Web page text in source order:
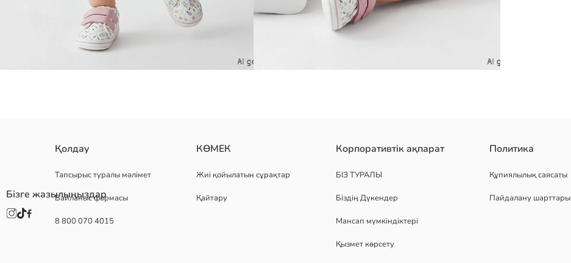
Негізгі Мата Футболка:
Сатушы:
Бренд:
Қолдау
Тапсырыс туралы мәлімет
Байланыс формасы
8 800 070 4015
КӨМЕК
Жиі қойылатын сұрақтар
Қайтару
Корпоративтік ақпарат
БІЗ ТУРАЛЫ
Біздің Дүкендер
Мансап мүмкіндіктері
Қызмет көрсету
Политика
Құпиялылық саясаты
Пайдалану шарттары
Бізге жазылыңыздар